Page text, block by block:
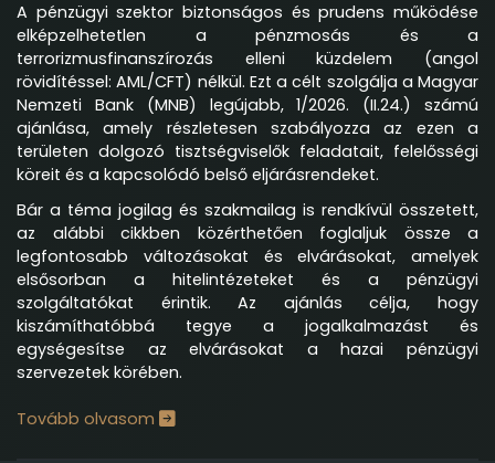
A pénzügyi szektor biztonságos és prudens működése
elképzelhetetlen a pénzmosás és a
terrorizmusfinanszírozás elleni küzdelem (angol
rövidítéssel: AML/CFT) nélkül. Ezt a célt szolgálja a Magyar
Nemzeti Bank (MNB) legújabb, 1/2026. (II.24.) számú
ajánlása, amely részletesen szabályozza az ezen a
területen dolgozó tisztségviselők feladatait, felelősségi
köreit és a kapcsolódó belső eljárásrendeket.
Bár a téma jogilag és szakmailag is rendkívül összetett,
az alábbi cikkben közérthetően foglaljuk össze a
legfontosabb változásokat és elvárásokat, amelyek
elsősorban a hitelintézeteket és a pénzügyi
szolgáltatókat érintik. Az ajánlás célja, hogy
kiszámíthatóbbá tegye a jogalkalmazást és
egységesítse az elvárásokat a hazai pénzügyi
szervezetek körében.
Tovább olvasom